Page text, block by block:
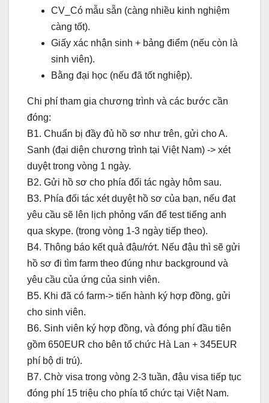
CV_Có mẫu sẵn (càng nhiều kinh nghiệm
càng tốt).
Giấy xác nhận sinh + bảng điểm (nếu còn là
sinh viên).
Bằng đại học (nếu đã tốt nghiệp).
Chi phí tham gia chương trình và các bước cần
đóng:
B1. Chuẩn bị đầy đủ hồ sơ như trên, gửi cho A.
Sanh (đại diện chương trình tại Việt Nam) -> xét
duyệt trong vòng 1 ngày.
B2. Gửi hồ sơ cho phía đối tác ngày hôm sau.
B3. Phía đối tác xét duyệt hồ sơ của bạn, nếu đạt
yêu cầu sẽ lên lịch phỏng vấn để test tiếng anh
qua skype. (trong vòng 1-3 ngày tiếp theo).
B4. Thông báo kết quả đậu/rớt. Nếu đậu thì sẽ gửi
hồ sơ đi tìm farm theo đúng như background và
yêu cầu của ứng của sinh viên.
B5. Khi đã có farm-> tiến hành ký hợp đồng, gửi
cho sinh viên.
B6. Sinh viên ký hợp đồng, và đóng phí đầu tiên
gồm 650EUR cho bên tổ chức Hà Lan + 345EUR
phí bộ di trú).
B7. Chờ visa trong vòng 2-3 tuần, đậu visa tiếp tục
đóng phí 15 triệu cho phía tổ chức tại Việt Nam.